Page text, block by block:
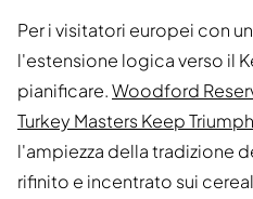
Per i visitatori europei con
l'estensione logica verso il
pianificare.Woodford
Turkey Masters Keep Triumph
l'ampiezza della tradizione
rifinito e incentrato sui